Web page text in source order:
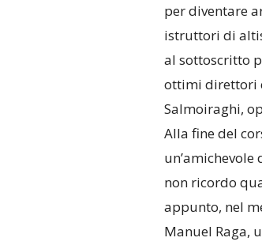
per diventare
istruttori di
al sottoscritto
ottimi direttori
Salmoiraghi,
Alla fine del
non ricordo
appunto, nel
Manuel Raga,